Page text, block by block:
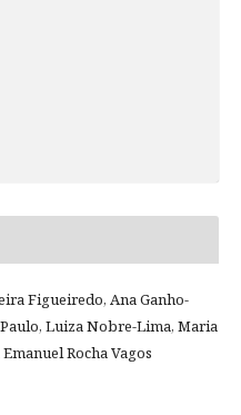
Figueiredo, Ana Ganho-
Luiza Nobre-Lima, Maria
Rocha Vagos